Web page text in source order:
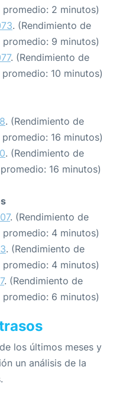
2 minutos)
. (Rendimiento de
9 minutos)
. (Rendimiento de
10 minutos)
. (Rendimiento de
16 minutos)
. (Rendimiento de
16 minutos)
. (Rendimiento de
4 minutos)
. (Rendimiento de
4 minutos)
. (Rendimiento de
6 minutos)
los últimos meses y
un análisis de la